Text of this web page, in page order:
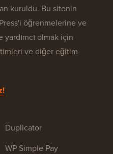
kuruldu. Bu sitenin
öğrenmelerine ve
olmak için
ve diğer eğitim
Duplicator
WP Simple Pay